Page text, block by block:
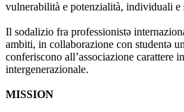
vulnerabilità e potenzialità, individuali e
Il sodalizio fra professionistə
ambiti, in collaborazione con studentə
conferiscono all’associazione carattere
intergenerazionale.
MISSION